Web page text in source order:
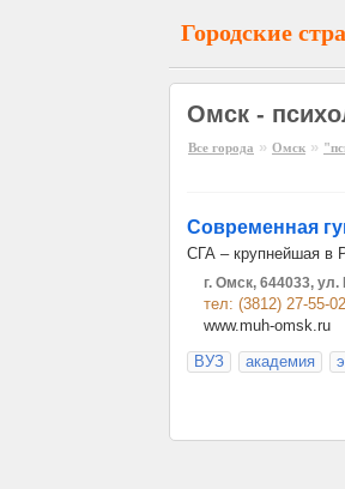
Городские
Омск -
Все города » Омск »
Современная
СГА – крупнейшая в
г. Омск, 644033,
тел: (3812) 27-55-
www.muh-omsk.ru
ВУЗ
академия